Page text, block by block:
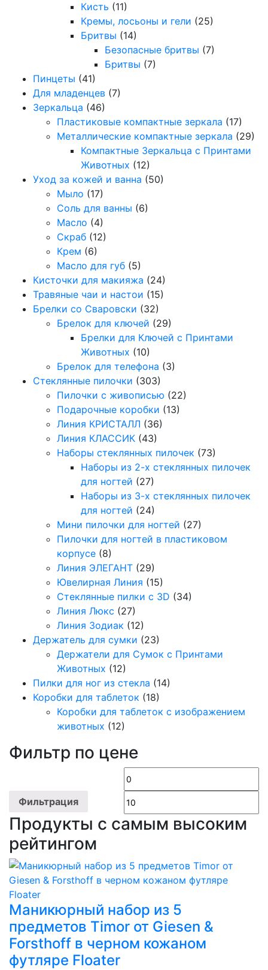
Кисть (11)
Кремы, лосьоны и гели (25)
Бритвы (14)
Безопасные бритвы (7)
Бритвы (7)
Пинцеты (41)
Для младенцев (7)
Зеркальца (46)
Пластиковые компактные зеркала (17)
Металлические компактные зеркала (29)
Компактные Зеркальца с Принтами
Животных (12)
Уход за кожей и ванна (50)
Мыло (17)
Соль для ванны (6)
Масло (4)
Скраб (12)
Крем (6)
Масло для губ (5)
Кисточки для макияжа (24)
Травяные чаи и настои (15)
Брелки со Сваровски (32)
Брелок для ключей (29)
Брелки для Ключей с Принтами
Животных (10)
Брелок для телефона (3)
Стеклянные пилочки (303)
Пилочки с живописью (22)
Подарочные коробки (13)
Линия КРИСТАЛЛ (36)
Линия КЛАССИК (43)
Наборы стеклянных пилочек (73)
Наборы из 2-х стеклянных пилочек
для ногтей (27)
Наборы из 3-х стеклянных пилочек
для ногтей (24)
Мини пилочки для ногтей (27)
Пилочки для ногтей в пластиковом
корпусе (8)
Линия ЭЛЕГАНТ (29)
Ювелирная Линия (15)
Стеклянные пилки с 3D (34)
Линия Люкс (27)
Линия Зодиак (12)
Держатель для сумки (23)
Держатели для Сумок с Принтами
Животных (12)
Пилки для ног из стекла (14)
Коробки для таблеток (18)
Коробки для таблеток с изображением
животных (12)
Фильтр по цене
Минимальная
Фильтрация
Продукты с самым высоким
рейтингом
Маникюрный набор из 5
предметов Timor от Giesen &
Forsthoff в черном кожаном
футляре Floater